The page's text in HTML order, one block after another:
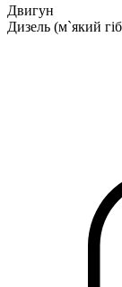
Двигун
Дизель (м`який